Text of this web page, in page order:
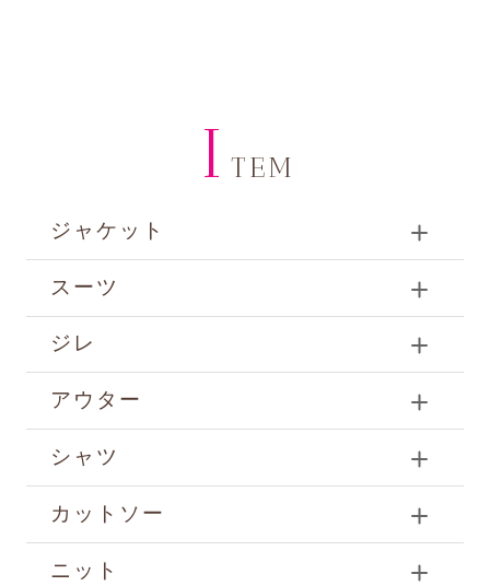
I TEM
ジャケット
スーツ
ジレ
アウター
シャツ
カットソー
ニット